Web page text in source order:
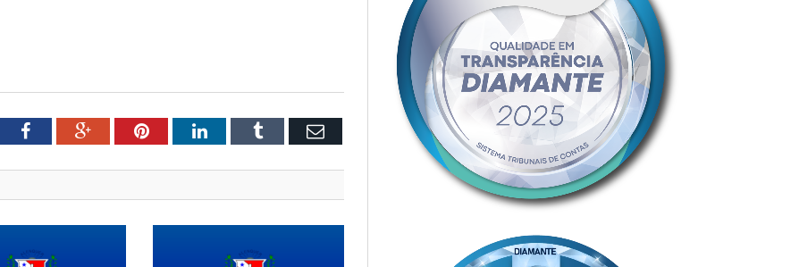
FacebookGoogle+PinterestLinkedInTumblr Email